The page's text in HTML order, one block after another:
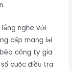
nghe với
cấp mang lại
công ty gia
cuộc điều tra